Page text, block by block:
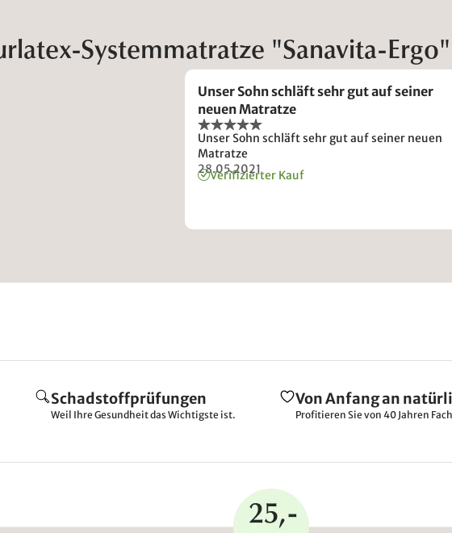
Systemmatratze "Sanavita-Ergo"
Unser Sohn schläft sehr gut auf seiner
neuen Matratze
Unser Sohn schläft sehr gut auf seiner neuen
Matratze
28.05.2021
Verifizierter Kauf
Schadstoffprüfungen
Weil Ihre Gesundheit das Wichtigste ist.
Von Anfang an
Profitieren Sie von 40 Jahren